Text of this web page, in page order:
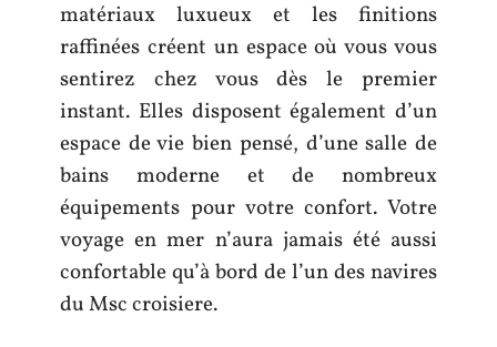
matériaux luxueux et les finitions
raffinées créent un espace où vous vous
sentirez chez vous dès le premier
instant. Elles disposent également d’un
espace de vie bien pensé, d’une salle de
bains moderne et de nombreux
équipements pour votre confort. Votre
voyage en mer n’aura jamais été aussi
confortable qu’à bord de l’un des navires
du Msc croisiere.